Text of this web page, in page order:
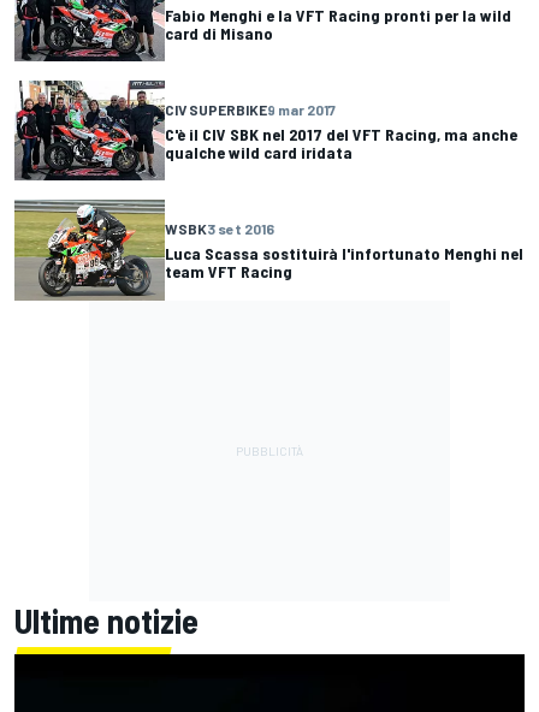
Fabio Menghi e la VFT Racing pronti per la wild
card di Misano
CIV SUPERBIKE9 mar 2017
C'è il CIV SBK nel 2017 del VFT Racing, ma anche
qualche wild card iridata
WSBK3 set 2016
Luca Scassa sostituirà l'infortunato Menghi nel
team VFT Racing
Ultime notizie